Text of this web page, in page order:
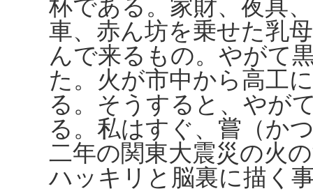
杯である。家財、夜具
車、赤ん坊を乗せた乳
んで来るもの。やがて
た。火が市中から高工
る。そうすると、やが
る。私はすぐ、嘗（か
二年の関東大震災の火
ハッキリと脳裏に描く